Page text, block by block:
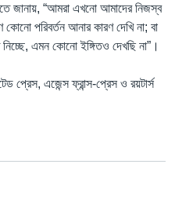
জানায়, “আমরা এখনো আমাদের নিজস্ব
পরিবর্তন আনার কারণ দেখি না; বা
নিচ্ছে, এমন কোনো ইঙ্গিতও দেখছি না”।
প্রেস, এজেন্স ফ্রান্স-প্রেস ও রয়টার্স